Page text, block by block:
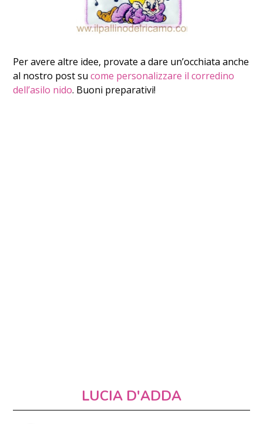
Per avere altre idee, provate a dare un’occhiata anche
al nostro post sucome personalizzare il corredino
dell’asilo nido. Buoni preparativi!
LUCIA D'ADDA